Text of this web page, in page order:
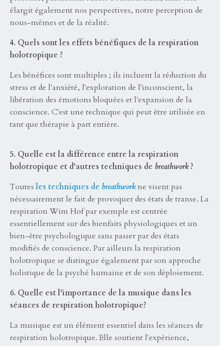
élargit également nos perspectives, notre perception de
nous-mêmes et de la réalité.
4. Quels sont les effets bénéfiques de la respiration
holotropique ?
Les bénéfices sont multiples ; ils incluent la réduction du
stress et de l'anxiété, l'exploration de l'inconscient, la
libération des émotions bloquées et l'expansion de la
conscience. C'est une technique qui peut être utilisée en
tant que thérapie à part entière.
5. Quelle est la différence entre la respiration
holotropique et d'autres techniques de breathwork?
Toutes les techniques de breathworkne visent pas
nécessairement le fait de provoquer des états de transe. La
respiration Wim Hof par exemple est centrée
essentiellement sur des bienfaits physiologiques et un
bien-être psychologique sans passer par des états
modifiés de conscience. Par ailleurs la respiration
holotropique se distingue également par son approche
holistique de la psyché humaine et de son déploiement.
6. Quelle est l'importance de la musique dans les
séances de respiration holotropique?
La musique est un élément essentiel dans les séances de
respiration holotropique. Elle soutient l'expérience,